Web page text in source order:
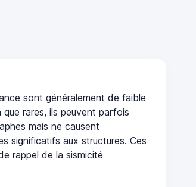
sont généralement de faible
rares, ils peuvent parfois
mais ne causent
significatifs aux structures. Ces
rappel de la sismicité